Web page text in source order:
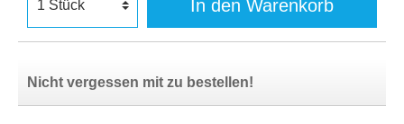
In den Warenkorb
Nicht vergessen mit zu bestellen!